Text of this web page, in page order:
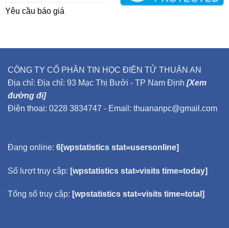
Yêu cầu báo giá
CÔNG TY CỔ PHẦN TIN HỌC ĐIỆN TỬ THUẬN AN
Địa chỉ: Địa chỉ: 93 Mạc Thị Bưởi - TP Nam Định [Xem
đường đi]
Điện thoại: 0228 3834747 - Email: thuananpc@gmail.com
Đang online: 6[wpstatistics stat=usersonline]
Số lượt truy cập: [wpstatistics stat=visits time=today]
Tổng số truy cập: [wpstatistics stat=visits time=total]